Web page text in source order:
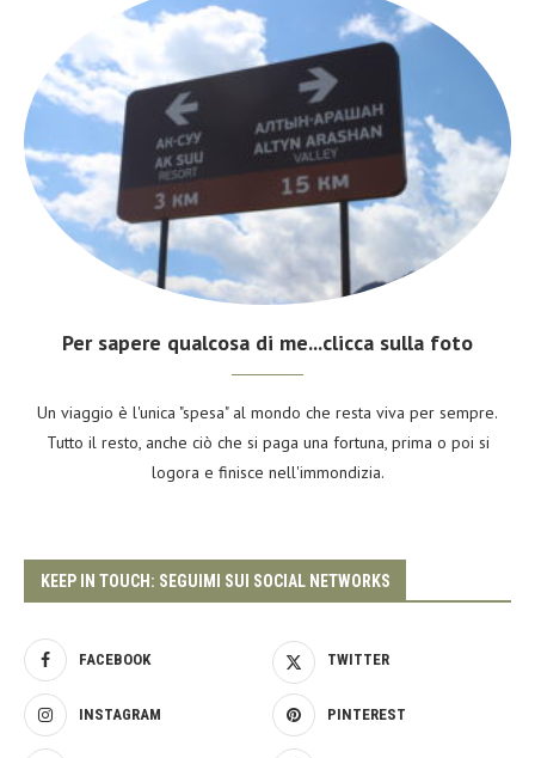
Per sapere qualcosa di me...clicca sulla foto
Un viaggio è l'unica "spesa" al mondo che resta viva per sempre.
Tutto il resto, anche ciò che si paga una fortuna, prima o poi si
logora e finisce nell'immondizia.
KEEP IN TOUCH: SEGUIMI SUI SOCIAL NETWORKS
FACEBOOK TWITTER
INSTAGRAM PINTEREST